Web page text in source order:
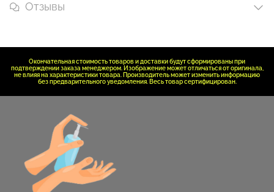
Отзывы
Окончательная стоимость товаров и доставки будут сформированы при
подтверждении заказа менеджером. Изображение может отличаться от оригинала,
не влияя на характеристики товара. Производитель может изменить информацию
без предварительного уведомления. Весь товар сертифицирован.